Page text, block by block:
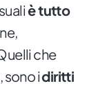
è tutto
che
sono idiritti